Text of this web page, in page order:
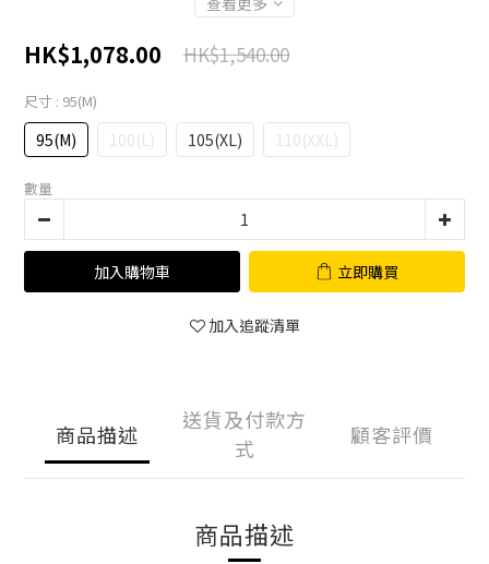
HK$1,078.00 HK$1,540.00
尺寸 : 95(M)
95(M) 100(L) 105(XL) 110(XXL)
數量
加入購物車 立即購買
加入追蹤清單
商品描述
送貨及付款方
式
顧客評價
商品描述